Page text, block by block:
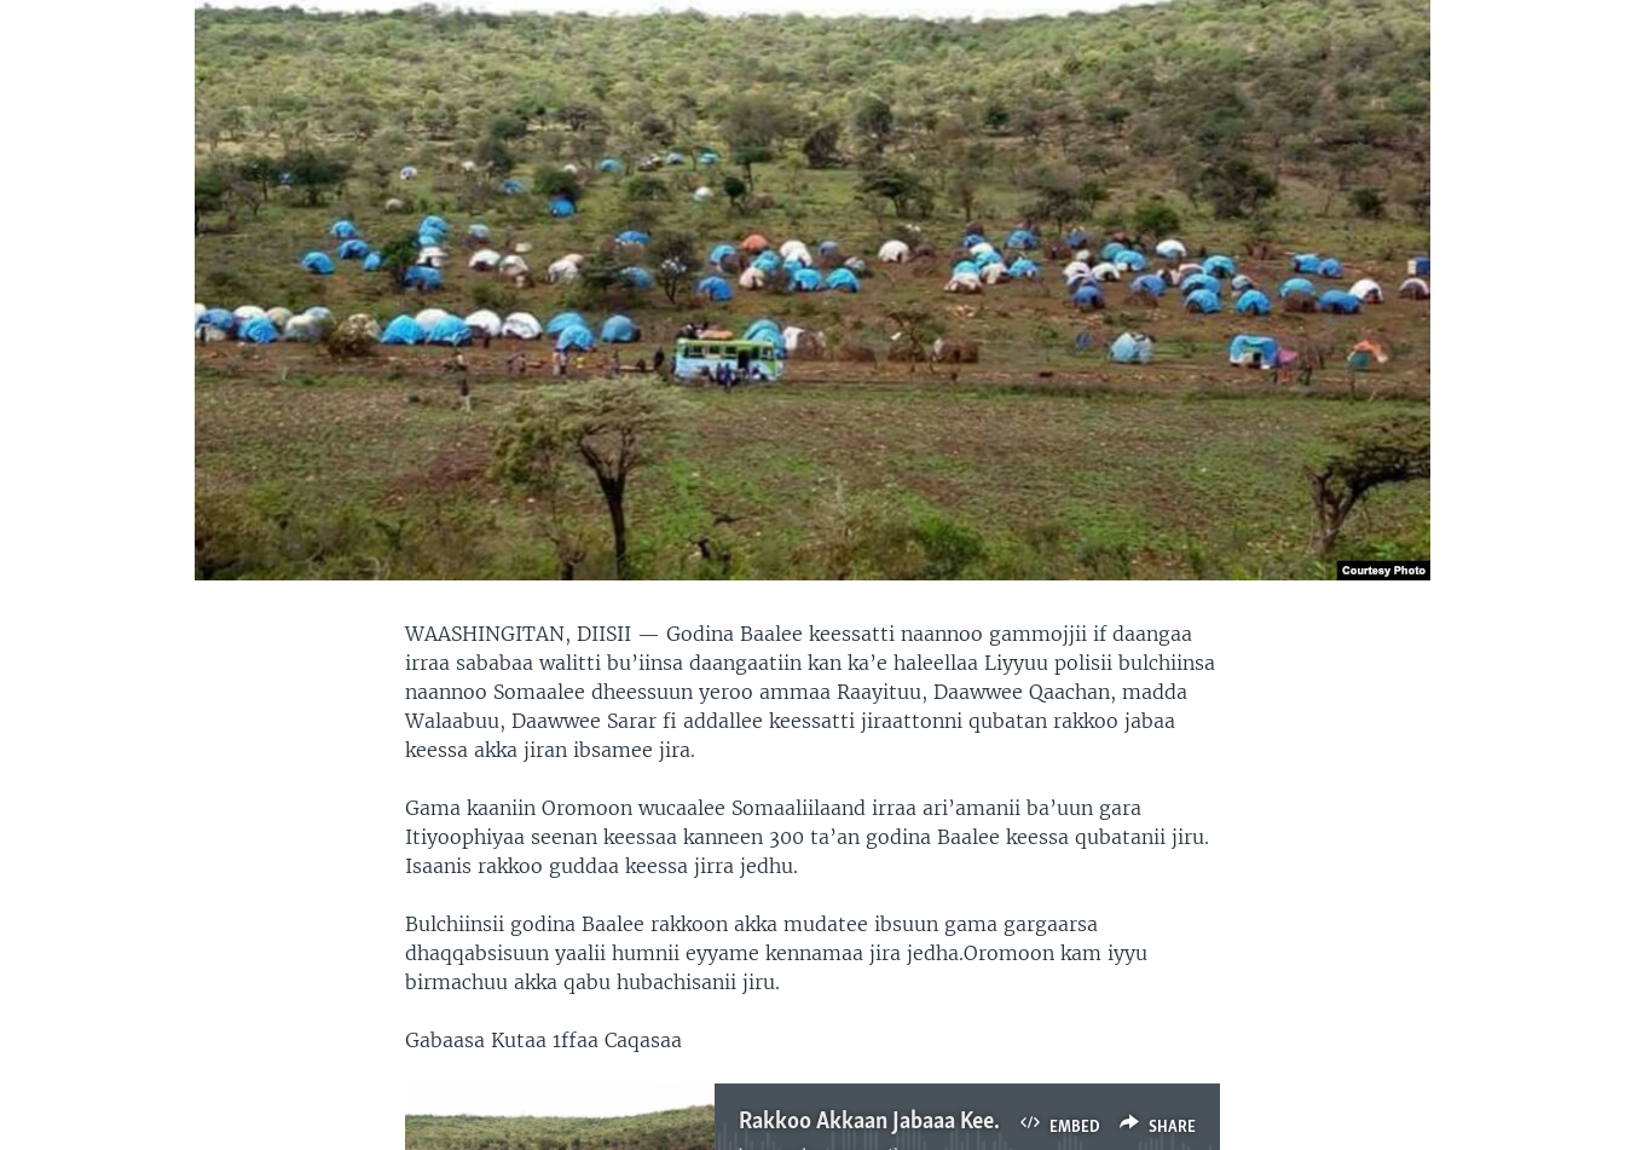
WAASHINGITAN, DIISII —Godina Baalee keessatti naannoo gammojjii if daangaa
irraa sababaa walitti bu’iinsa daangaatiin kan ka’e haleellaa Liyyuu polisii bulchiinsa
naannoo Somaalee dheessuun yeroo ammaa Raayituu, Daawwee Qaachan, madda
Walaabuu, Daawwee Sarar fi addallee keessatti jiraattonni qubatan rakkoo jabaa
keessa akka jiran ibsamee jira.
Gama kaaniin Oromoon wucaalee Somaaliilaand irraa ari’amanii ba’uun gara
Itiyoophiyaa seenan keessaa kanneen 300 ta’an godina Baalee keessa qubatanii jiru.
Isaanis rakkoo guddaa keessa jirra jedhu.
Bulchiinsii godina Baalee rakkoon akka mudatee ibsuun gama gargaarsa
dhaqqabsisuun yaalii humnii eyyame kennamaa jira jedha.Oromoon kam iyyu
birmachuu akka qabu hubachisanii jiru.
Gabaasa Kutaa 1ffaa Caqasaa
EMBED SHARE
Rakkoo Akkaan Jabaaa Keessa Jirra: Godina Baalee Irraa/ Kutaa 1ffaa